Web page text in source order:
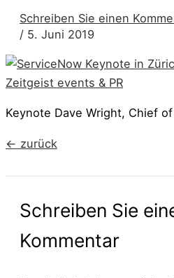
Schreiben Sie einen
/ 5. Juni 2019
Keynote Dave Wright, Chief
← zurück
Schreiben Sie
Kommentar